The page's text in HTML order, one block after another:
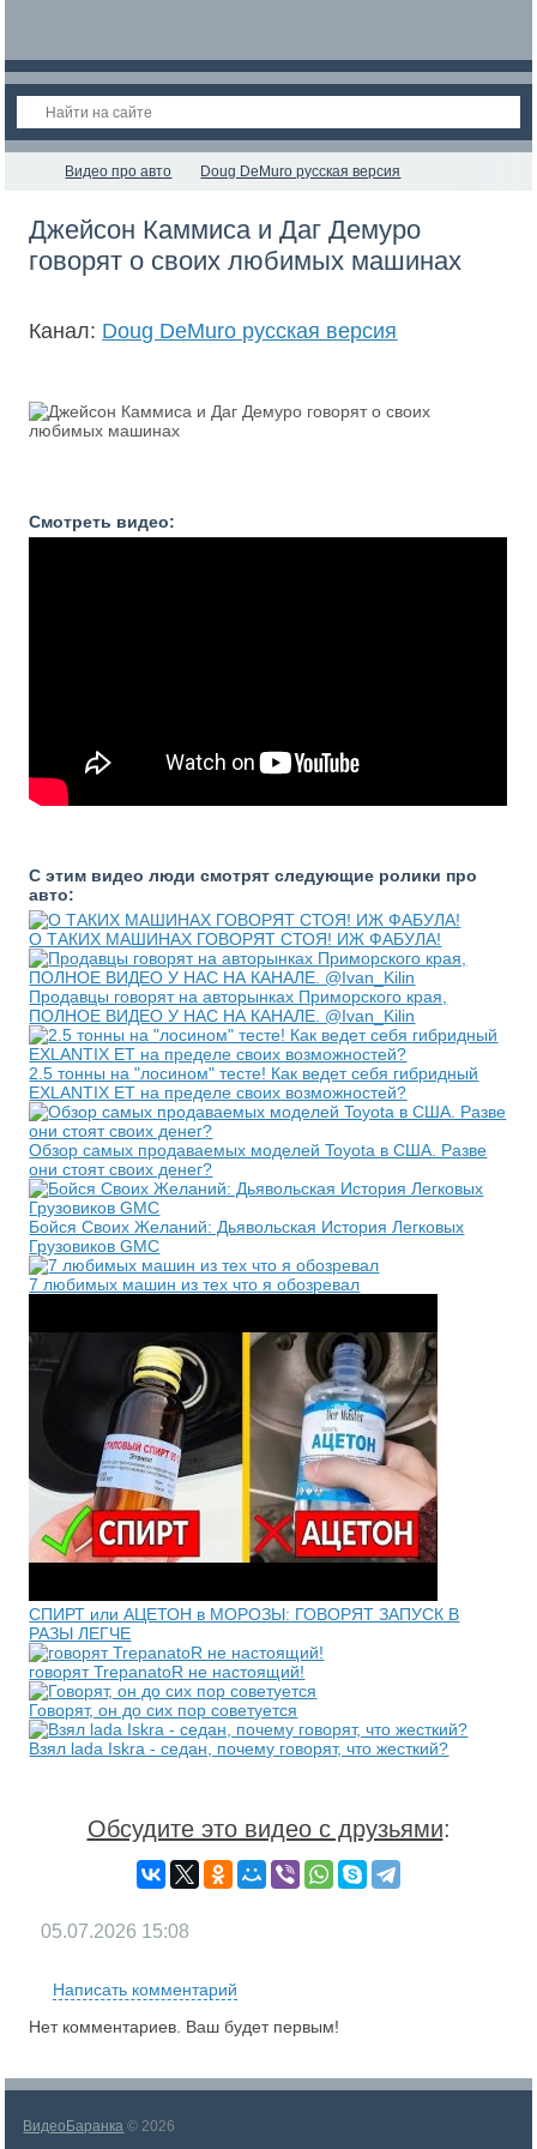
Видео про авто Doug DeMuro русская версия
Джейсон Каммиса и Даг Демуро
говорят о своих любимых машинах
Канал: Doug DeMuro русская версия
Смотреть видео:
С этим видео люди смотрят следующие ролики про
авто:
О ТАКИХ МАШИНАХ ГОВОРЯТ СТОЯ! ИЖ ФАБУЛА!
Продавцы говорят на авторынках Приморского края,
ПОЛНОЕ ВИДЕО У НАС НА КАНАЛЕ. @Ivan_Kilin
2.5 тонны на "лосином" тесте! Как ведет себя гибридный
EXLANTIX ET на пределе своих возможностей?
Обзор самых продаваемых моделей Toyota в США. Разве
они стоят своих денег?
Бойся Своих Желаний: Дьявольская История Легковых
Грузовиков GMC
7 любимых машин из тех что я обозревал
СПИРТ или АЦЕТОН в МОРОЗЫ: ГОВОРЯТ ЗАПУСК В
РАЗЫ ЛЕГЧЕ
говорят TrepanatoR не настоящий!
Говорят, он до сих пор советуется
Взял lada Iskra - седан, почему говорят, что жесткий?
Обсудите это видео с друзьями:
05.07.2026 15:08
Написать комментарий
Нет комментариев. Ваш будет первым!
ВидеоБаранка © 2026